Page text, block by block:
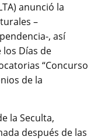
anunció la
–
, así
Días de
“Concurso
de la
la Seculta,
después de las